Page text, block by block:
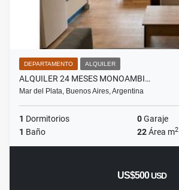
DEPARTAMENTO ALQUILER
ALQUILER 24 MESES MONOAMBI…
Mar del Plata, Buenos Aires, Argentina
1 Dormitorios 0Garaje
1 Baño 22Área m2
US$500USD